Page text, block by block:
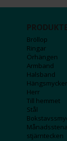
Bröllop
Ringar
Örhängen
Armband
Halsband
Herr
Till hemmet
Stål
stjärntecken